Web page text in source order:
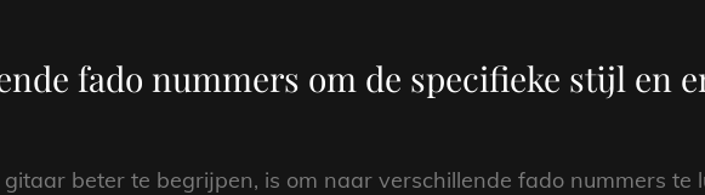
fado nummers om de specifieke stijl en
beter te begrijpen, is om naar verschillende fado nummers te